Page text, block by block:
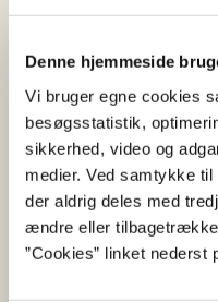
Denne hjemmeside
Vi bruger egne cookies
besøgsstatistik,
sikkerhed, video og
medier. Ved samtykke
der aldrig deles med
ændre eller
”Cookies” linket nederst
4568
Limfjorden øst og
Kattegat nord
Jyllands østkyst syd
og Fyn
1431